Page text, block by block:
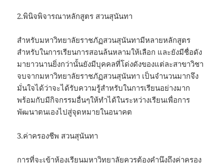
2.พินิจพิจารณาหลักสูตร สวนสุนันทา
สำหรับมหาวิทยาลัยราชภัฏสวนสุนันทามีหลายหลักสูตร
สำหรับในการเรียนการสอนล้นหลามให้เลือก และยังมีชื่อดัง
มายาวนานยิ่งกว่านั้นยังมีบุคคลที่โด่งดังของแต่ละสาขาวิชา
จบจากมหาวิทยาลัยราชภัฏสวนสุนันทา เป็นจำนวนมากจึง
มั่นใจได้ว่าจะได้รับความรู้สำหรับในการเรียนอย่างมาก
พร้อมกับมีกิจกรรมอื่นๆให้ทำได้ในระหว่างเรียนเพื่อการ
พัฒนาตนเองไปสู่จุดหมายในอนาคต
3.ค่าครองชีพ สวนสุนันทา
การที่จะเข้าห้องเรียนมหาวิทยาลัยควรต้องคำนึงถึงค่าครอง